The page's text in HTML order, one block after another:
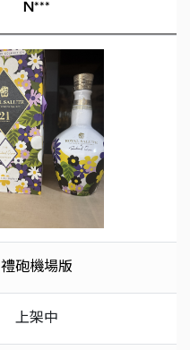
N***
禮砲機場版
上架中